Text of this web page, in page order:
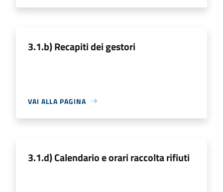
3.1.b) Recapiti dei gestori
VAI ALLA PAGINA
3.1.d) Calendario e orari raccolta rifiuti